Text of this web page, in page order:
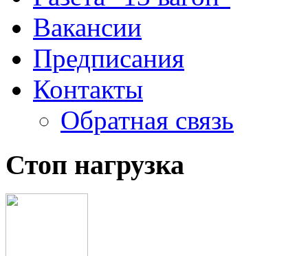
Вакансии
Предписания
Контакты
Обратная связь
Стоп нагрузка